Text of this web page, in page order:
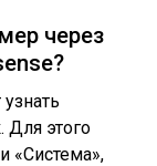
через
Для этого
«Система»,